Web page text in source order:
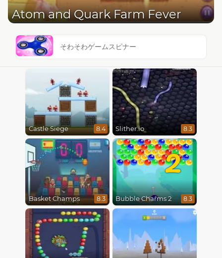
Atom and Quark Farm Fever
そわそわゲームスピナー
Castle Siege 8.4 Slither.io 8.3
Basket Champs 8.3
2
Bubble Charms 2 8.3